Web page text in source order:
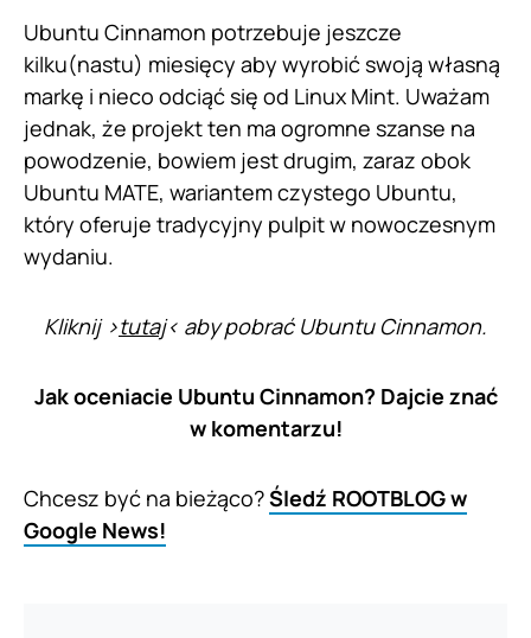
Ubuntu Cinnamon potrzebuje jeszcze
kilku(nastu) miesięcy aby wyrobić swoją własną
markę i nieco odciąć się od Linux Mint. Uważam
jednak, że projekt ten ma ogromne szanse na
powodzenie, bowiem jest drugim, zaraz obok
Ubuntu MATE, wariantem czystego Ubuntu,
który oferuje tradycyjny pulpit w nowoczesnym
wydaniu.
Kliknij >tutaj< aby pobrać Ubuntu Cinnamon.
Jak oceniacie Ubuntu Cinnamon? Dajcie znać
w komentarzu!
Chcesz być na bieżąco?Śledź ROOTBLOG w
Google News!